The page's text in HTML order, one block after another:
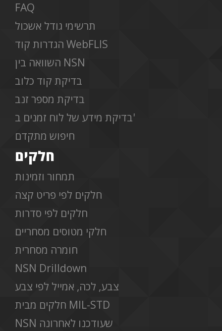
FAQ
תרשימי גודל אשכול
הגדרות קוד WebFLIS
השוואה בין NSN
בדיקת קוד כלוב
בדיקת מספר זנב
בדיקת מידע של לוח זמנים ב'
חיפוש מתקדם
חלקים
תמחור וזמינות
חלקים לפי פריט קצה
חלקים לפי סדרות
חלקי מטוסים מסחריים
חומרה מסחרית
NSN Drilldown
צבע, לכה, אמייל לפי צבע
חלקים מבית MIL-STD
NSN שעודכנו לאחרונה